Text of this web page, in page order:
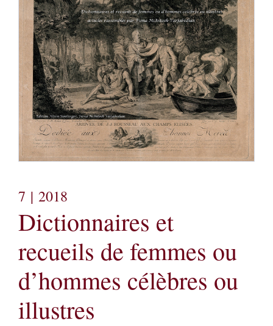
7 | 2018
Dictionnaires et
recueils de femmes ou
d’hommes célèbres ou
illustres